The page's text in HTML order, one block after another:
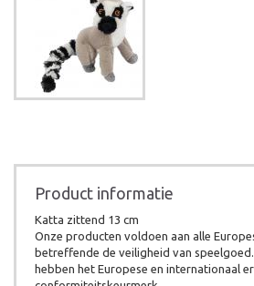
Product informatie
Katta zittend 13 cm
Onze producten voldoen aan alle
betreffende de veiligheid van
hebben het Europese en internationaal